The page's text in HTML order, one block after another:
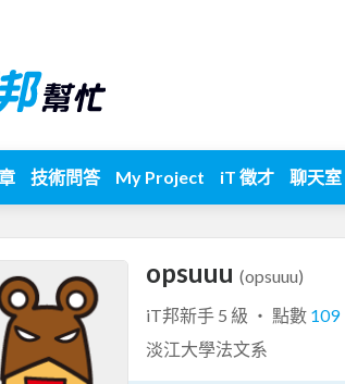
技術問答 My Project iT 徵才 聊天室
opsuuu (opsuuu)
iT邦新手 5 級 ‧ 點數 109
淡江大學法文系